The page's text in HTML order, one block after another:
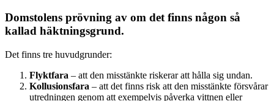
Domstolens prövning av om det finns någon så
kallad häktningsgrund.
Det finns tre huvudgrunder:
Flyktfara – att den misstänkte riskerar att hålla sig undan.
Kollusionsfara – att det finns risk att den misstänkte försvårar
utredningen genom att exempelvis påverka vittnen eller